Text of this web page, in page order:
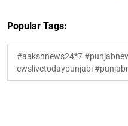
Popular Tags:
#aakshnews24*7
ewslivetodaypunjabi